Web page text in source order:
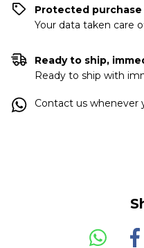
Protected purchase
Your data taken care
Ready to ship,
Ready to ship with
Contact us whenever